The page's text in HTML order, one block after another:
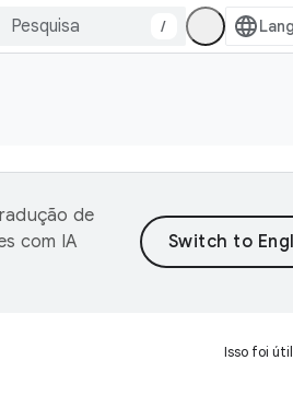
/
de
com IA
Isso foi